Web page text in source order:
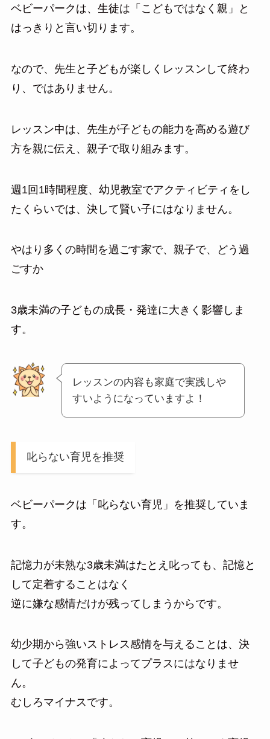
ベビーパークは、生徒は「こどもではなく親」と
はっきりと言い切ります。
なので、先生と子どもが楽しくレッスンして終わ
り、ではありません。
レッスン中は、先生が子どもの能力を高める遊び
方を親に伝え、親子で取り組みます。
週1回1時間程度、幼児教室でアクティビティをし
たくらいでは、決して賢い子にはなりません。
やはり多くの時間を過ごす家で、親子で、どう過
ごすか
3歳未満の子どもの成長・発達に大きく影響しま
す。
レッスンの内容も家庭で実践しや
すいようになっていますよ！
叱らない育児を推奨
ベビーパークは「叱らない育児」を推奨していま
す。
記憶力が未熟な3歳未満はたとえ叱っても、記憶と
して定着することはなく
逆に嫌な感情だけが残ってしまうからです。
幼少期から強いストレス感情を与えることは、決
して子どもの発育によってプラスにはなりませ
ん。
むしろマイナスです。